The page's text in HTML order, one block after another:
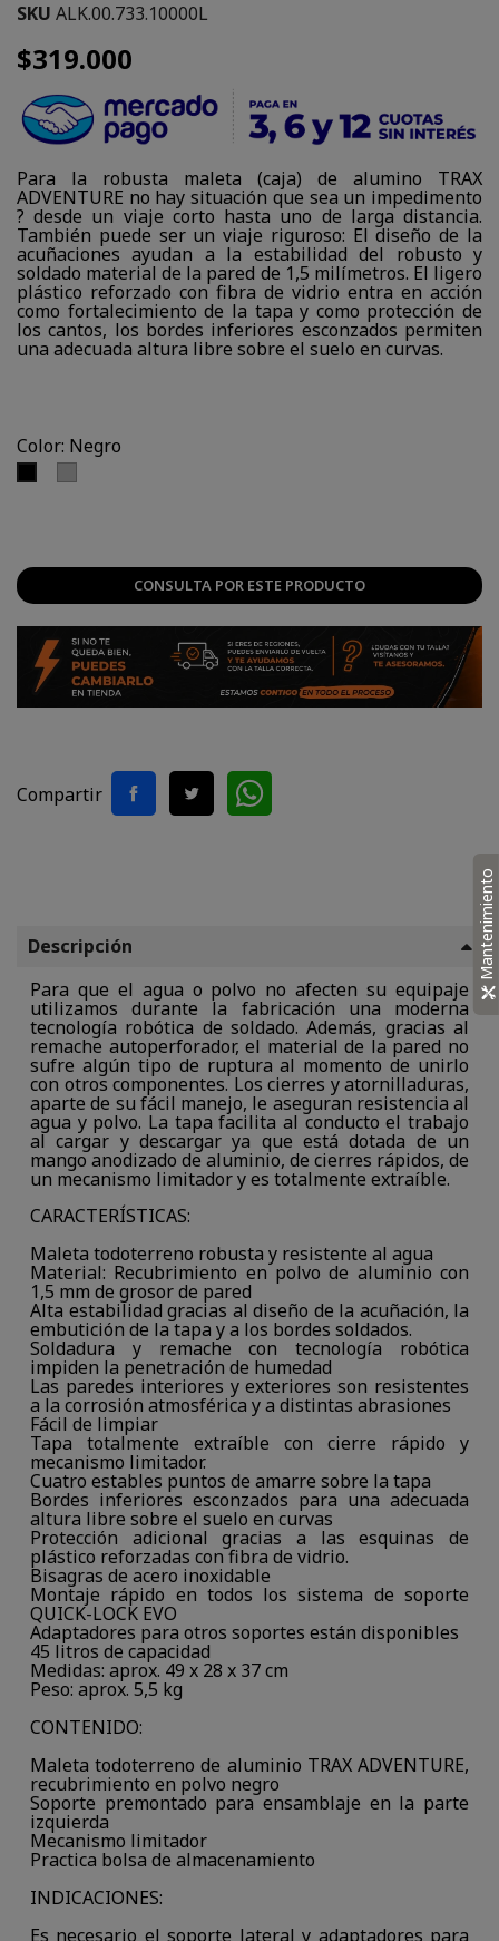
SKU ALK.00.733.10000L
$319.000
Para la robusta maleta (caja) de alumino TRAX
ADVENTURE no hay situación que sea un impedimento
? desde un viaje corto hasta uno de larga distancia.
También puede ser un viaje riguroso: El diseño de la
acuñaciones ayudan a la estabilidad del robusto y
soldado material de la pared de 1,5 milímetros. El ligero
plástico reforzado con fibra de vidrio entra en acción
como fortalecimiento de la tapa y como protección de
los cantos, los bordes inferiores esconzados permiten
una adecuada altura libre sobre el suelo en curvas.
Color: Negro
CONSULTA POR ESTE PRODUCTO
Compartir
Descripción
Para que el agua o polvo no afecten su equipaje
utilizamos durante la fabricación una moderna
tecnología robótica de soldado. Además, gracias al
remache autoperforador, el material de la pared no
sufre algún tipo de ruptura al momento de unirlo
con otros componentes. Los cierres y atornilladuras,
aparte de su fácil manejo, le aseguran resistencia al
agua y polvo. La tapa facilita al conducto el trabajo
al cargar y descargar ya que está dotada de un
mango anodizado de aluminio, de cierres rápidos, de
un mecanismo limitador y es totalmente extraíble.
CARACTERÍSTICAS:
Maleta todoterreno robusta y resistente al agua
Material: Recubrimiento en polvo de aluminio con
1,5 mm de grosor de pared
Alta estabilidad gracias al diseño de la acuñación, la
embutición de la tapa y a los bordes soldados.
Soldadura y remache con tecnología robótica
impiden la penetración de humedad
Las paredes interiores y exteriores son resistentes
a la corrosión atmosférica y a distintas abrasiones
Fácil de limpiar
Tapa totalmente extraíble con cierre rápido y
mecanismo limitador.
Cuatro estables puntos de amarre sobre la tapa
Bordes inferiores esconzados para una adecuada
altura libre sobre el suelo en curvas
Protección adicional gracias a las esquinas de
plástico reforzadas con fibra de vidrio.
Bisagras de acero inoxidable
Montaje rápido en todos los sistema de soporte
QUICK-LOCK EVO
Adaptadores para otros soportes están disponibles
45 litros de capacidad
Medidas: aprox. 49 x 28 x 37 cm
Peso: aprox. 5,5 kg
CONTENIDO:
Maleta todoterreno de aluminio TRAX ADVENTURE,
recubrimiento en polvo negro
Soporte premontado para ensamblaje en la parte
izquierda
Mecanismo limitador
Practica bolsa de almacenamiento
INDICACIONES:
Es necesario el soporte lateral y adaptadores para
Mantenimiento